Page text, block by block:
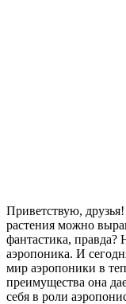
Приветствую,
растения можно
фантастика, правда?
аэропоника. И
мир аэропоники в
преимущества она
себя в роли